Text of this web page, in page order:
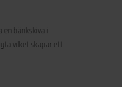
bänkskiva i
vilket skapar ett